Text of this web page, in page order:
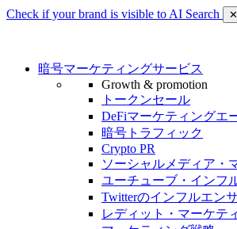
Check if your brand is visible to AI Search ✕
暗号マーケティングサービス
Growth & promotion
トークンセール
DeFiマーケティングエ
暗号トラフィック
Crypto PR
ソーシャルメディア・
ユーチューブ・インフ
Twitterのインフルエン
レディット・マーケテ